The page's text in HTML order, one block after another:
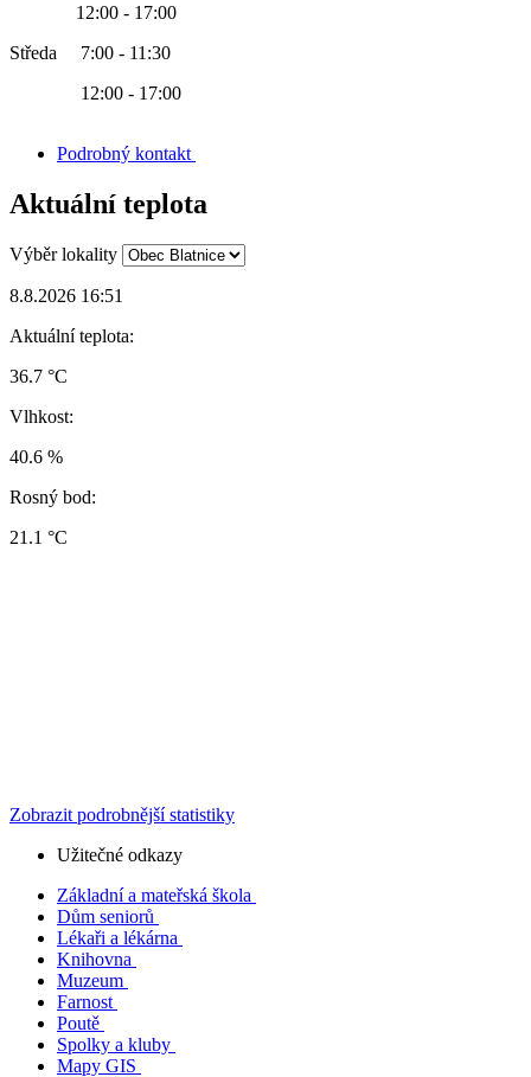
12:00 - 17:00
Středa 7:00 - 11:30
12:00 - 17:00
Podrobný kontakt
Aktuální teplota
Výběr lokality
8.8.2026 16:51
Aktuální teplota:
36.7 °C
Vlhkost:
40.6 %
Rosný bod:
21.1 °C
Zobrazit podrobnější statistiky
Užitečné odkazy
Základní a mateřská škola
Dům seniorů
Lékaři a lékárna
Knihovna
Muzeum
Farnost
Poutě
Spolky a kluby
Mapy GIS